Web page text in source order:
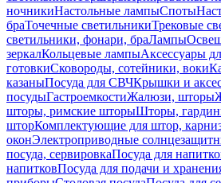
ночникиНастольные лампыСпоты
браТочечные светильникиТрековые
светильники, фонари, браЛампы
зеркалКольцевые лампыАксессуары
готовкиСковороды, сотейники, воки
казаныПосуда для СВЧКрышки и
посудыГастроемкостиЖалюзи, шторы
шторы, римские шторыШторы,
шторКомплектующие для штор,
оконЭлектроприводные
посуда, сервировкаПосуда для
напитковПосуда для подачи и